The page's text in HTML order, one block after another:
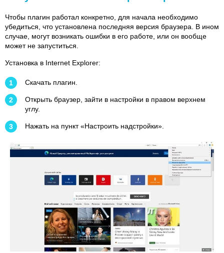
Чтобы плагин работал конкретно, для начала необходимо
убедиться, что установлена последняя версия браузера. В ином
случае, могут возникать ошибки в его работе, или он вообще
может не запуститься.
Установка в Internet Explorer:
Скачать плагин.
Открыть браузер, зайти в настройки в правом верхнем
углу.
Нажать на пункт «Настроить надстройки».